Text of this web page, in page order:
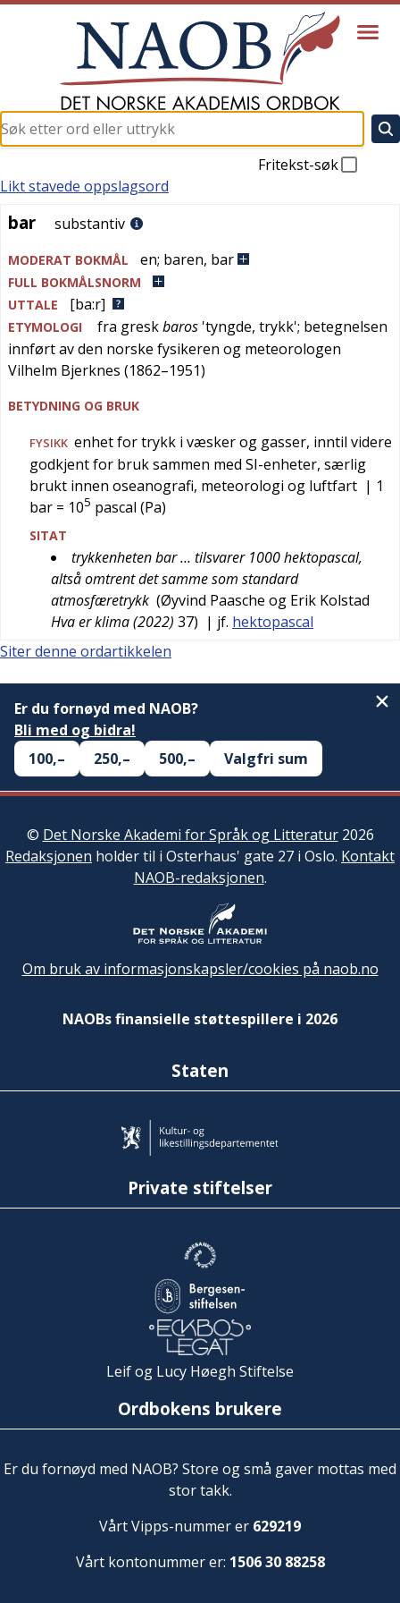
Fritekst-søk
bar
Likt stavede oppslagsord
bar substantiv
MODERAT BOKMÅL en; baren, bar
FULL BOKMÅLSNORM
UTTALE
[ba:r]
ETYMOLOGI fra greskbaros 'tyngde, trykk'; betegnelsen
innført av den norske fysikeren og meteorologen
Vilhelm Bjerknes (1862–1951)
BETYDNING OG BRUK
FYSIKK enhet for trykk i væsker og gasser, inntil videre
godkjent for bruk sammen med SI-enheter, særlig
brukt innen oseanografi, meteorologi og luftfart | 1
bar = 105 pascal (Pa)
SITAT
trykkenheten bar … tilsvarer 1000 hektopascal,
altså omtrent det samme som standard
atmosfæretrykk (Øyvind Paasche og Erik Kolstad
Hva er klima (2022) 37) | jf. hektopascal
Siter denne ordartikkelen
Er du fornøyd med NAOB?
Bli med og bidra!
100,–
250,– 500,– Valgfri sum
© Det Norske Akademi for Språk og Litteratur2026
Redaksjonen holder til i Osterhaus' gate 27 i Oslo. Kontakt
NAOB-redaksjonen.
Om bruk av informasjonskapsler/cookies på naob.no
NAOBs finansielle støttespillere i 2026
Staten
Private stiftelser
Leif og Lucy Høegh Stiftelse
Ordbokens brukere
Er du fornøyd med NAOB? Store og små gaver mottas med
stor takk.
Vårt Vipps-nummer er 629219
Vårt kontonummer er: 1506 30 88258